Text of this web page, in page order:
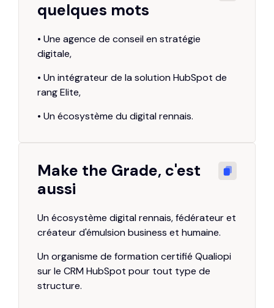
quelques mots
• Une agence de conseil en stratégie
digitale,
• Un intégrateur de la solution HubSpot de
rang Elite,
• Un écosystème du digital rennais.
Make the Grade, c'est
aussi
Un écosystème digital rennais, fédérateur et
créateur d'émulsion business et humaine.
Un organisme de formation certifié Qualiopi
sur le CRM HubSpot pour tout type de
structure.